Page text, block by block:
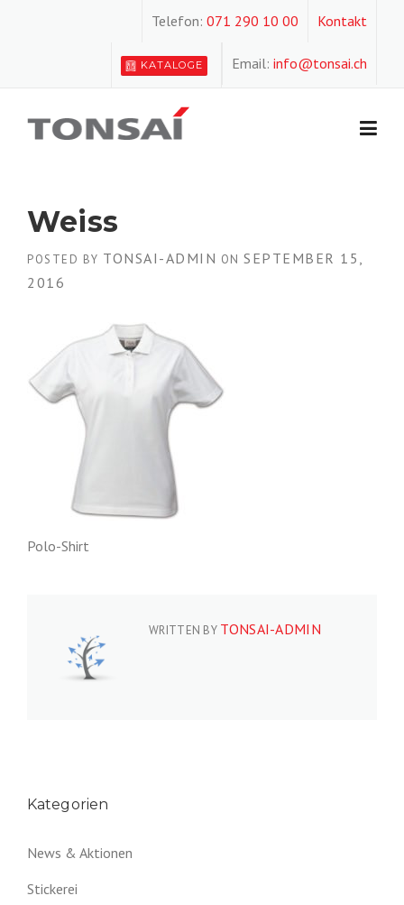
Kontakt
Telefon: 071 290 10 00
Email: info@tonsai.ch
KATALOGE
Weiss
POSTED BY TONSAI-ADMIN ON SEPTEMBER 15,
2016
Polo-Shirt
WRITTEN BY TONSAI-ADMIN
Kategorien
News & Aktionen
Stickerei